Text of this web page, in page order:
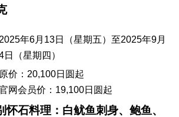
2025年6月13日（星期五）至2025年9月
日（星期四）
原价：20,100日圆起
网会员价：19,100日圆起
怀石料理：白鱿鱼刺身、鲍鱼、